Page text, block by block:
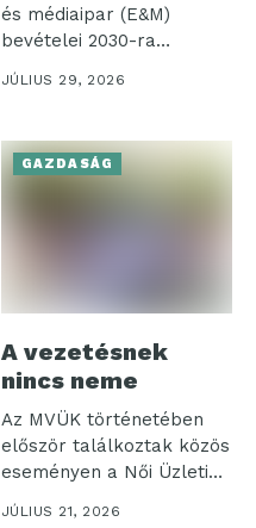
és médiaipar (E&M)
bevételei 2030-ra
elérhetik a 4,2 ezer...
JÚLIUS 29, 2026
GAZDASÁG
A vezetésnek
nincs neme
Az MVÜK történetében
először találkoztak közös
eseményen a Női Üzleti
Klub és...
JÚLIUS 21, 2026